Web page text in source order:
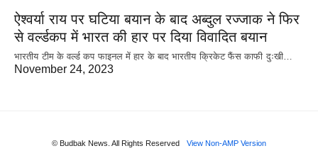
ऐश्वर्या राय पर‌ घटिया बयान के बाद अब्दुल रज्जाक ने फिर
से वर्ल्डकप में भारत की हार पर दिया विवादित बयान
भारतीय टीम के वर्ल्ड कप फाइनल में हार के‌ बाद भारतीय क्रिकेट फैंस काफी दुःखी…
November 24, 2023
© Budbak News. All Rights Reserved View Non-AMP Version